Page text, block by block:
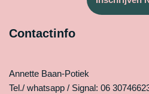
Contactinfo
Annette Baan-Potiek
Tel./ whatsapp / Signal: 06